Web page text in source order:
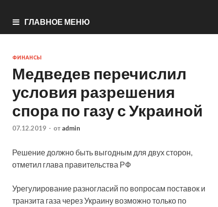
ГЛАВНОЕ МЕНЮ
ФИНАНСЫ
Медведев перечислил
условия разрешения
спора по газу с Украиной
07.12.2019 - от admin
Решение должно быть выгодным для двух сторон,
отметил глава правительства РФ
Урегулирование разногласий по вопросам поставок и
транзита газа через Украину возможно только по